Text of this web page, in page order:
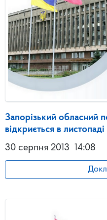
Запорізький обласний
відкриється в листопаді
30 серпня 2013
14:08